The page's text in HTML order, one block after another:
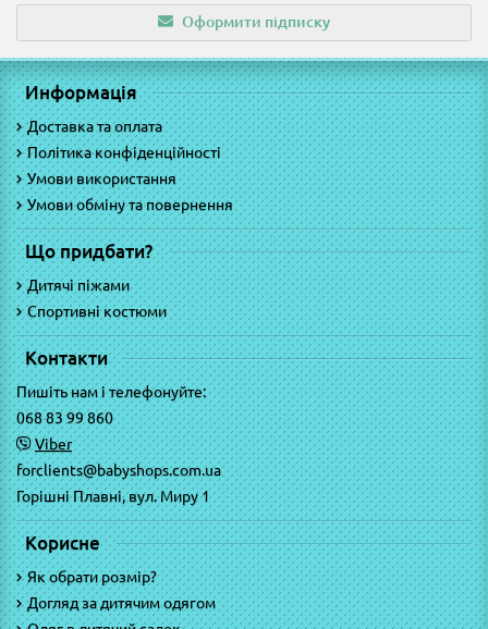
Оформити підписку
Информація
Доставка та оплата
Політика конфіденційності
Умови використання
Умови обміну та повернення
Що придбати?
Дитячі піжами
Спортивні костюми
Контакти
Пишіть нам і телефонуйте:
068 83 99 860
Viber
forclients@babyshops.com.ua
Горішні Плавні, вул. Миру 1
Корисне
Як обрати розмір?
Догляд за дитячим одягом